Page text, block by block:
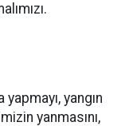
yangın
yanmasını,